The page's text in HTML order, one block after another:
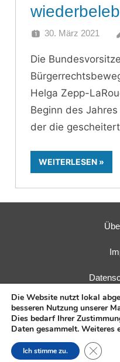
30. März 2021
Die
Helga Zepp-
Beginn des
der die
WEITERLESEN
Herausgeber:Fusions-
Die Website nutzt lokal
besseren Nutzung unserer
Dies bedarf Ihrer
Daten gesammelt. Weiteres
Ich stimme zu. Close